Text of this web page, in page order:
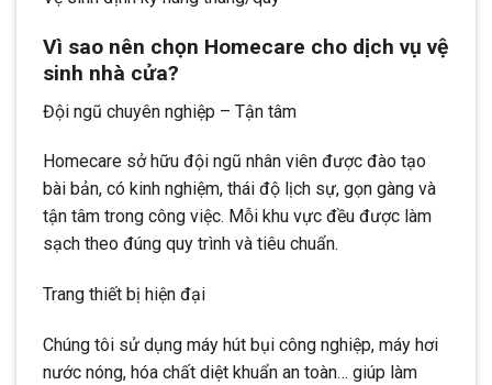
Vì sao nên chọn Homecare cho dịch vụ vệ
sinh nhà cửa?
Đội ngũ chuyên nghiệp – Tận tâm
Homecare sở hữu đội ngũ nhân viên được đào tạo
bài bản, có kinh nghiệm, thái độ lịch sự, gọn gàng và
tận tâm trong công việc. Mỗi khu vực đều được làm
sạch theo đúng quy trình và tiêu chuẩn.
Trang thiết bị hiện đại
Chúng tôi sử dụng máy hút bụi công nghiệp, máy hơi
nước nóng, hóa chất diệt khuẩn an toàn… giúp làm